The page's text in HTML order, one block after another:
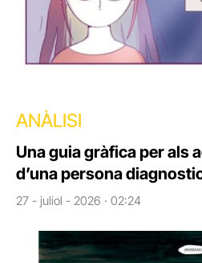
ANÀLISI
Una guia gràfica per als
d’una persona
27 - juliol - 2026 · 02:24